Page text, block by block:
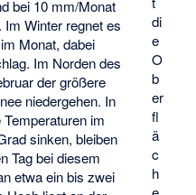
di
e
O
b
er
fl
ä
c
h
bei 10 mm/Monat
. Im Winter regnet es
Monat, dabei
Im Norden des
der größere
niedergehen. In
im
sinken, bleiben
Tag bei diesem
etwa ein bis zwei